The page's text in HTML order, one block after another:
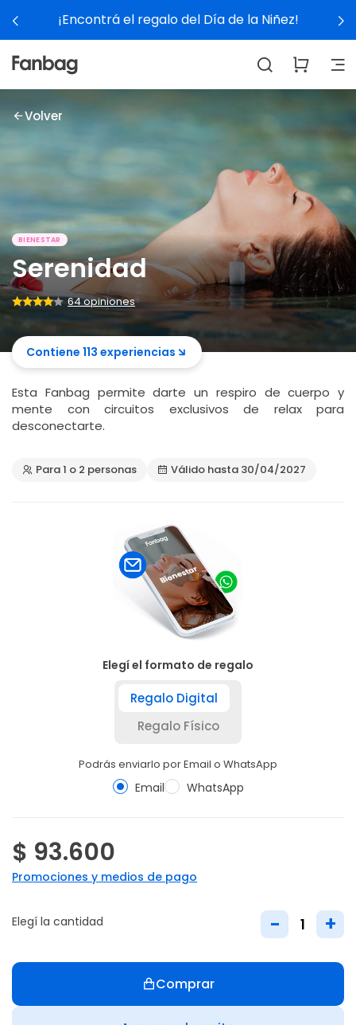
¡Encontrá el regalo del Día de la Niñez!
Volver
BIENESTAR
Serenidad
64 opiniones
Contiene 113 experiencias
Esta Fanbag permite darte un respiro de cuerpo y
mente con circuitos exclusivos de relax para
desconectarte.
Para 1 o 2 personas Válido hasta 30/04/2027
Elegí el formato de regalo
Regalo Digital
Regalo Físico
Podrás enviarlo por Email o WhatsApp
Email WhatsApp
$ 93.600
Promociones y medios de pago
Elegí la cantidad - +
Comprar